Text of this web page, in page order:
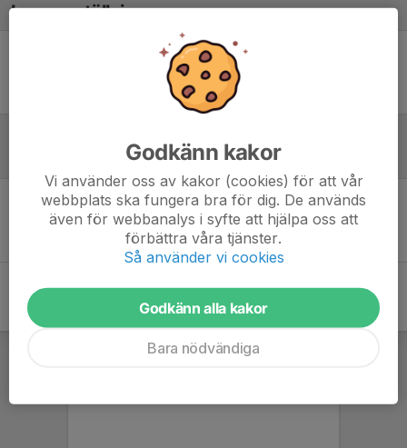
Laguppställning
Ingen uppställning ifylld
Inget referat skrivet
Godkänn kakor
Vi använder oss av kakor (cookies) för att vår
webbplats ska fungera bra för dig. De används
även för webbanalys i syfte att hjälpa oss att
förbättra våra tjänster.
Så använder vi cookies
Godkänn alla kakor
Bara nödvändiga